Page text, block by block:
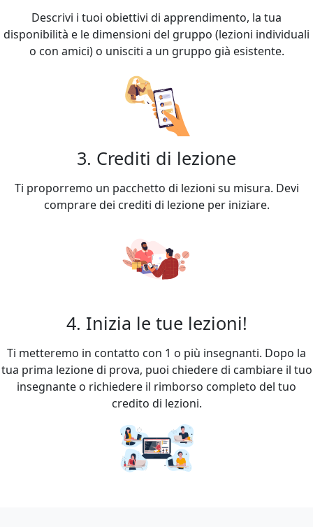
Descrivi i tuoi obiettivi di apprendimento, la tua
disponibilità e le dimensioni del gruppo (lezioni individuali
o con amici) o unisciti a un gruppo già esistente.
3. Crediti di lezione
Ti proporremo un pacchetto di lezioni su misura. Devi
comprare dei crediti di lezione per iniziare.
4. Inizia le tue lezioni!
Ti metteremo in contatto con 1 o più insegnanti. Dopo la
tua prima lezione di prova, puoi chiedere di cambiare il tuo
insegnante o richiedere il rimborso completo del tuo
credito di lezioni.